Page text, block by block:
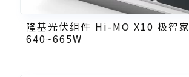
隆基光伏组件 Hi-MO X10 极智家
640~665W